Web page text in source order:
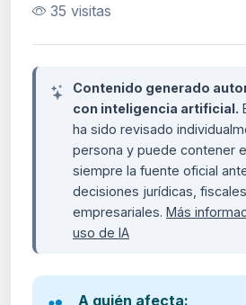
35 visitas
Contenido generado
con inteligencia artificial.
ha sido revisado
persona y puede contener
siempre la fuente oficial
decisiones jurídicas,
empresariales. Más
uso de IA
A quién afecta: